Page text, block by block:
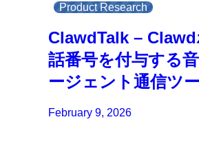
Product Research
ClawdTalk –
話番号を付与する
ージェント通信ツ
February 9, 2026